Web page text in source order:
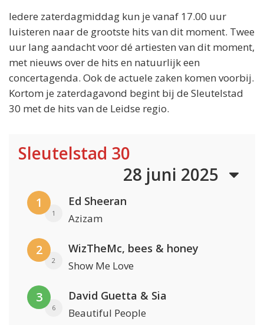
Iedere zaterdagmiddag kun je vanaf 17.00 uur
luisteren naar de grootste hits van dit moment. Twee
uur lang aandacht voor dé artiesten van dit moment,
met nieuws over de hits en natuurlijk een
concertagenda. Ook de actuele zaken komen voorbij.
Kortom je zaterdagavond begint bij de Sleutelstad
30 met de hits van de Leidse regio.
Sleutelstad 30
28 juni 2025
1
1
Ed Sheeran
Azizam
2
2
WizTheMc, bees & honey
Show Me Love
3
6
David Guetta & Sia
Beautiful People